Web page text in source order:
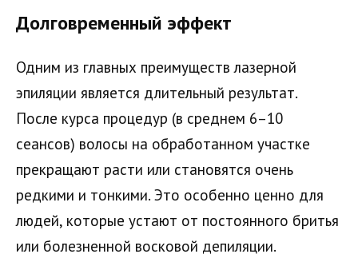
Долговременный эффект
Одним из главных преимуществ лазерной
эпиляции является длительный результат.
После курса процедур (в среднем 6–10
сеансов) волосы на обработанном участке
прекращают расти или становятся очень
редкими и тонкими. Это особенно ценно для
людей, которые устают от постоянного бритья
или болезненной восковой депиляции.